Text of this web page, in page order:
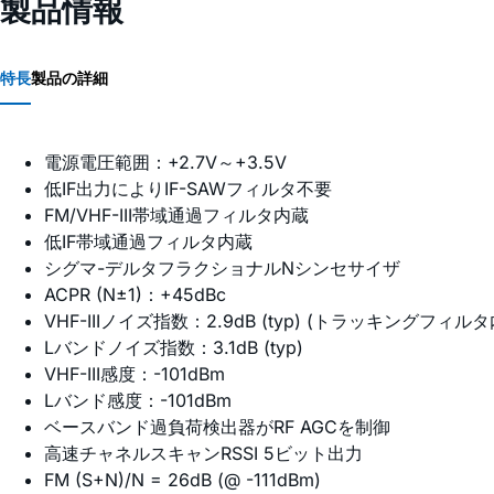
製品情報
特長製品の詳細
電源電圧範囲：+2.7V～+3.5V
低IF出力によりIF-SAWフィルタ不要
FM/VHF-III帯域通過フィルタ内蔵
低IF帯域通過フィルタ内蔵
シグマ-デルタフラクショナルNシンセサイザ
ACPR (N±1)：+45dBc
VHF-IIIノイズ指数：2.9dB (typ) (トラッキングフィルタ
Lバンドノイズ指数：3.1dB (typ)
VHF-III感度：-101dBm
Lバンド感度：-101dBm
ベースバンド過負荷検出器がRF AGCを制御
高速チャネルスキャンRSSI 5ビット出力
FM (S+N)/N = 26dB (@ -111dBm)